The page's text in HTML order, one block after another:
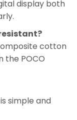
display both
cotton
the POCO
simple and